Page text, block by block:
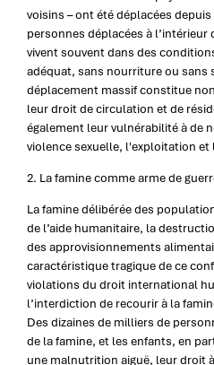
voisins – ont été déplacées
personnes déplacées à l’intérieur
vivent souvent dans des
adéquat, sans nourriture ou sans
déplacement massif constitue
leur droit de circulation et de
également leur vulnérabilité à de
violence sexuelle, l'exploitation et
2. La famine comme arme de
La famine délibérée des
de l’aide humanitaire, la
des approvisionnements
caractéristique tragique de ce
violations du droit international
l’interdiction de recourir à la
Des dizaines de milliers de
de la famine, et les enfants, en
une malnutrition aiguë, leur droit